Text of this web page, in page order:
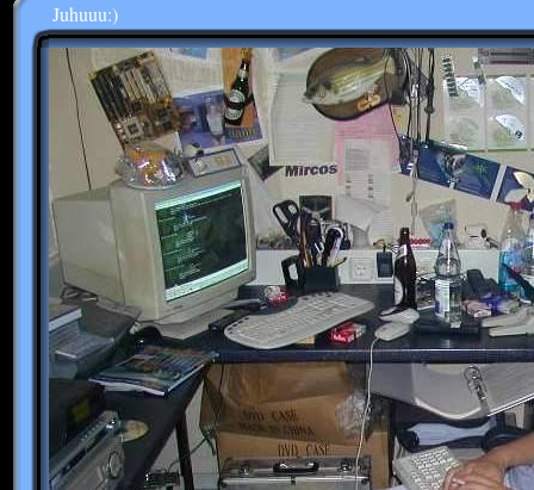
Juhuuu:)